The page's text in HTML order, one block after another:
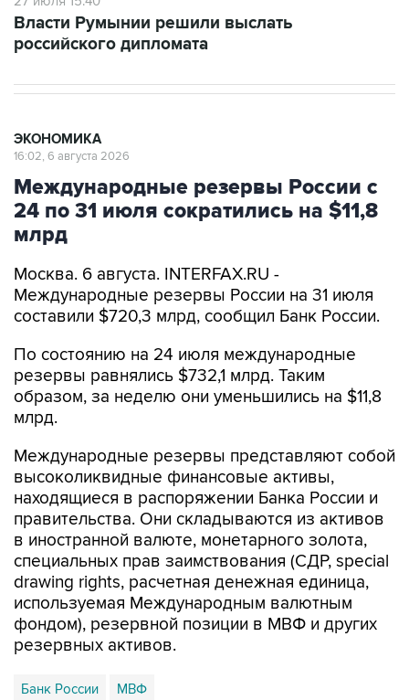
Власти Румынии решили выслать
российского дипломата
ЭКОНОМИКА
16:02, 6 августа 2026
Международные резервы России с
24 по 31 июля сократились на $11,8
млрд
Москва. 6 августа. INTERFAX.RU -
Международные резервы России на 31 июля
составили $720,3 млрд, сообщил Банк России.
По состоянию на 24 июля международные
резервы равнялись $732,1 млрд. Таким
образом, за неделю они уменьшились на $11,8
млрд.
Международные резервы представляют собой
высоколиквидные финансовые активы,
находящиеся в распоряжении Банка России и
правительства. Они складываются из активов
в иностранной валюте, монетарного золота,
специальных прав заимствования (СДР, special
drawing rights, расчетная денежная единица,
используемая Международным валютным
фондом), резервной позиции в МВФ и других
резервных активов.
Банк России МВФ